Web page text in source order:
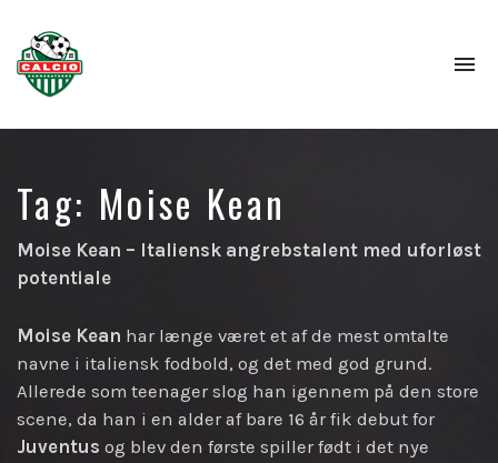
Tag: Moise Kean
Moise Kean – Italiensk angrebstalent med uforløst
potentiale
Moise Kean har længe været et af de mest omtalte
navne i italiensk fodbold, og det med god grund.
Allerede som teenager slog han igennem på den store
scene, da han i en alder af bare 16 år fik debut for
Juventus og blev den første spiller født i det nye